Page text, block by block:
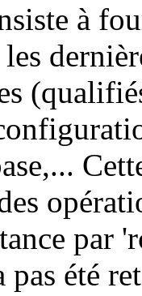
à
les
par
pas été